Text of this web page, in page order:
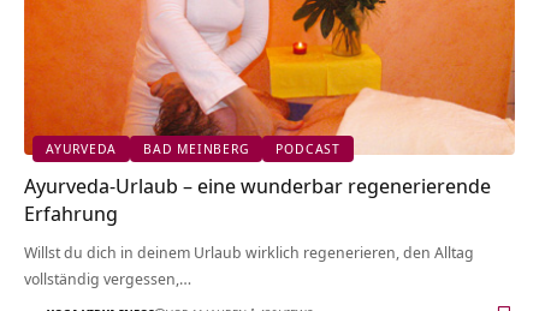
AYURVEDA BAD MEINBERG PODCAST
Ayurveda-Urlaub – eine wunderbar regenerierende
Erfahrung
Willst du dich in deinem Urlaub wirklich regenerieren, den Alltag
vollständig vergessen,…